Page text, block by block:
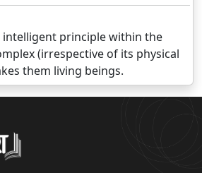
intelligent principle within the
(irrespective of its physical
them living beings.